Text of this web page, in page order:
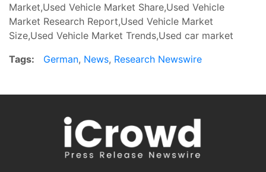
Market,Used Vehicle Market Share,Used Vehicle
Market Research Report,Used Vehicle Market
Size,Used Vehicle Market Trends,Used car market
Tags:
German, News, Research Newswire